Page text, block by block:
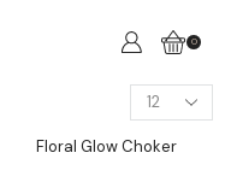
0
Products
per
page